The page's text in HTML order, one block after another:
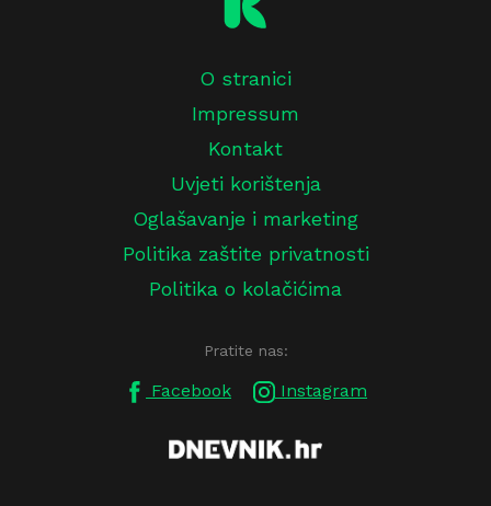
O stranici
Impressum
Kontakt
Uvjeti korištenja
Oglašavanje i marketing
Politika zaštite privatnosti
Politika o kolačićima
Pratite nas:
Facebook Instagram